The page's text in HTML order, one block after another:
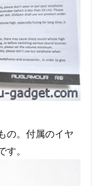
の。付属のイヤ
。